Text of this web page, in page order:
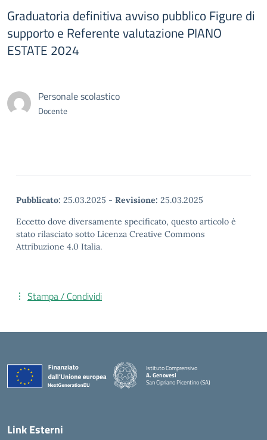
Graduatoria definitiva avviso pubblico Figure di
supporto e Referente valutazione PIANO
ESTATE 2024
Personale scolastico
Docente
Pubblicato: 25.03.2025 - Revisione: 25.03.2025
Eccetto dove diversamente specificato, questo articolo è
stato rilasciato sotto Licenza Creative Commons
Attribuzione 4.0 Italia.
Stampa / Condividi
Istituto Comprensivo
A. Genovesi
San Cipriano Picentino (SA)
— Visita la pagina iniziale della scuola
Link Esterni